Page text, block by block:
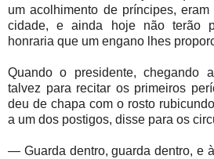
um acolhimento de príncipes,
cidade, e ainda hoje não terão
honraria que um engano lhes
Quando o presidente, chegando
talvez para recitar os primeiros
deu de chapa com o rosto
a um dos postigos, disse para os
— Guarda dentro, guarda dentro, e